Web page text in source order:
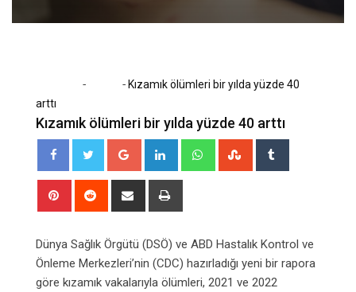
- - Kızamık ölümleri bir yılda yüzde 40
arttı
Kızamık ölümleri bir yılda yüzde 40 arttı
Google+ LinkedIn WhatsappStumbleUpon
Pinterest Reddit
Share
Dünya Sağlık Örgütü (DSÖ) ve ABD Hastalık Kontrol ve
Önleme Merkezleri’nin (CDC) hazırladığı yeni bir rapora
göre kızamık vakalarıyla ölümleri, 2021 ve 2022